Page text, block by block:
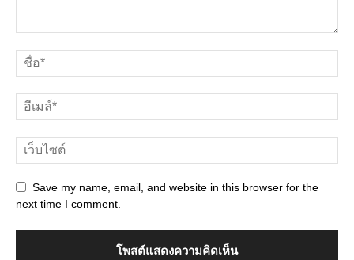
Save my name, email, and website in this browser for the
next time I comment.